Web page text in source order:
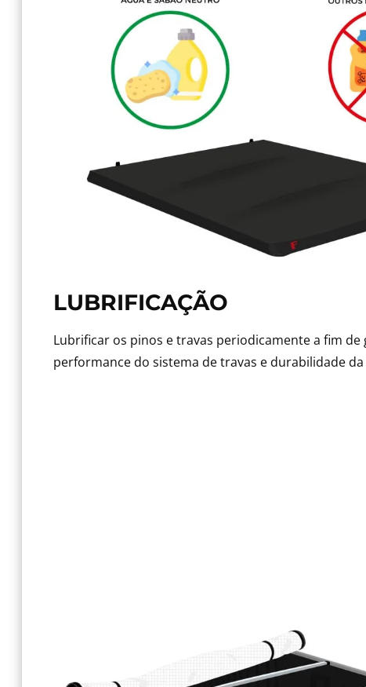
LUBRIFICAÇÃO
Lubrificar os pinos e travas periodicamente a fim
performance do sistema de travas e durabilidade